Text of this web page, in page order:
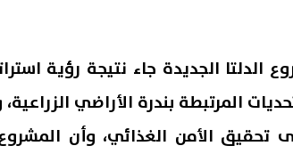
الدلتا الجديدة جاء نتيجة رؤية
المرتبطة بندرة الأراضي
تحقيق الأمن الغذائي، وأن